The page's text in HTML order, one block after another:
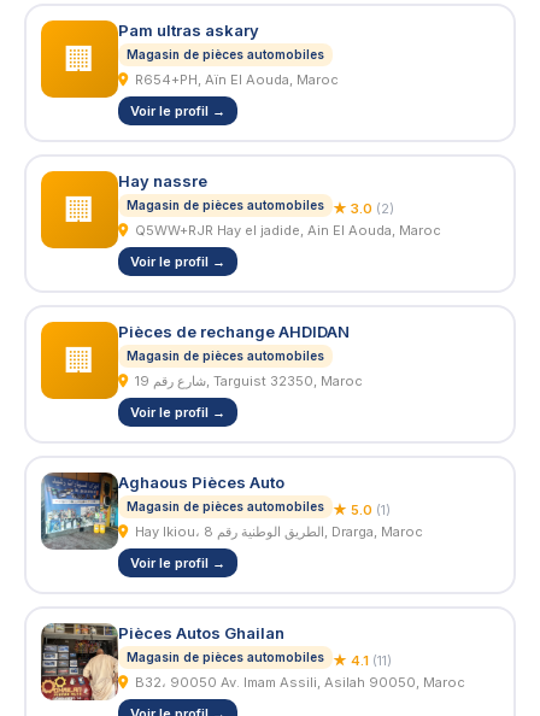
🏢
Pam ultras askary
Magasin de pièces automobiles
R654+PH, Aïn El Aouda, Maroc
Voir le profil →
🏢
Hay nassre
Magasin de pièces automobiles ★ 3.0 (2)
Q5WW+RJR Hay el jadide, Ain El Aouda, Maroc
Voir le profil →
🏢
Pièces de rechange AHDIDAN
Magasin de pièces automobiles
شارع رقم 19, Targuist 32350, Maroc
Voir le profil →
Aghaous Pièces Auto
Magasin de pièces automobiles ★ 5.0 (1)
Hay Ikiou، الطريق الوطنية رقم 8, Drarga, Maroc
Voir le profil →
Pièces Autos Ghailan
Magasin de pièces automobiles ★ 4.1 (11)
B32، 90050 Av. Imam Assili, Asilah 90050, Maroc